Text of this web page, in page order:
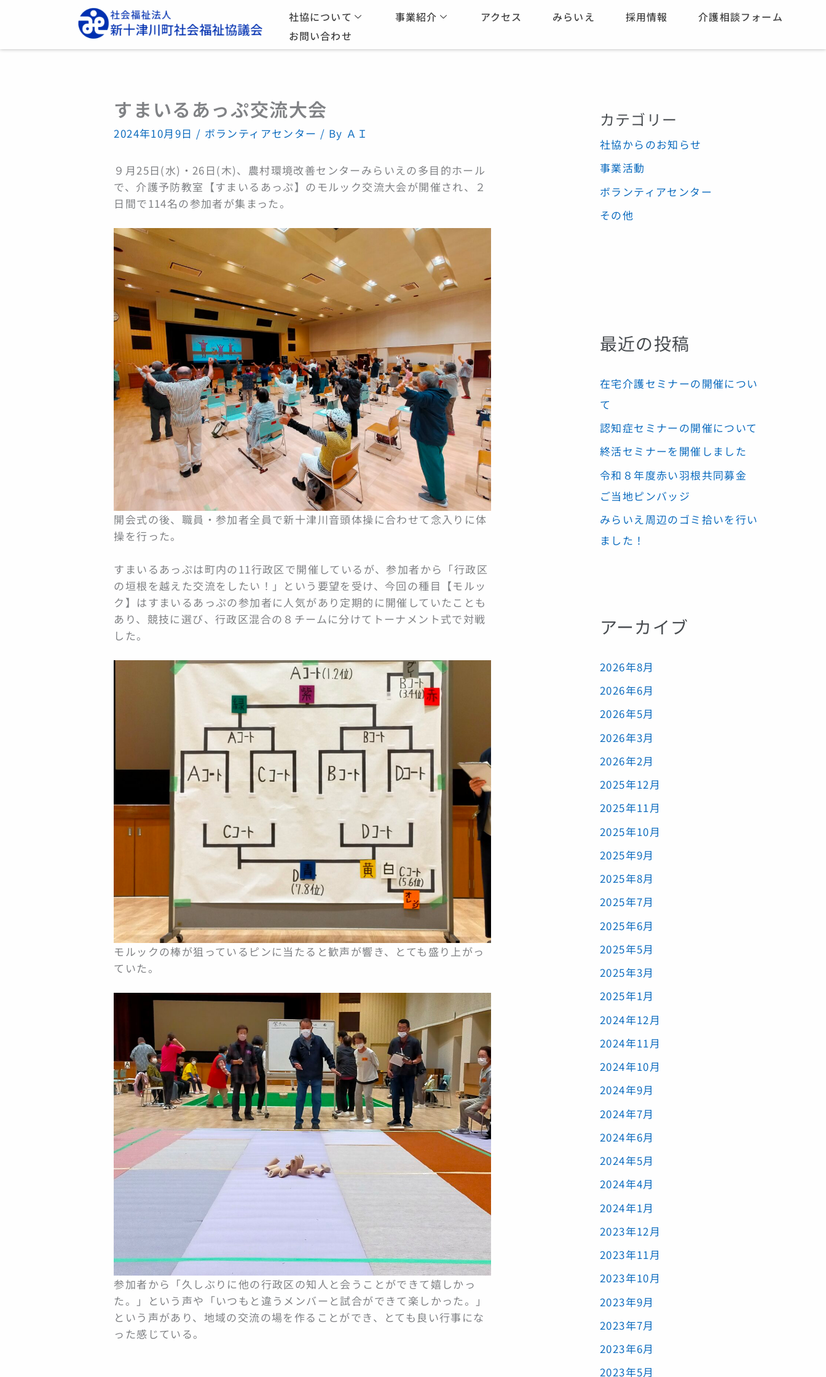
社協について 事業紹介 アクセス みらいえ 採用情報
介護相談フォーム
お問い合わせ
すまいるあっぷ交流大会
2024年10月9日 / ボランティアセンター / By ＡＩ
９月25日(水)・26日(木)、農村環境改善センターみらいえの多目的ホール
で、介護予防教室【すまいるあっぷ】のモルック交流大会が開催され、２
日間で114名の参加者が集まった。
開会式の後、職員・参加者全員で新十津川音頭体操に合わせて念入りに体
操を行った。
すまいるあっぷは町内の11行政区で開催しているが、参加者から「行政区
の垣根を越えた交流をしたい！」という要望を受け、今回の種目【モルッ
ク】はすまいるあっぷの参加者に人気があり定期的に開催していたことも
あり、競技に選び、行政区混合の８チームに分けてトーナメント式で対戦
した。
モルックの棒が狙っているピンに当たると歓声が響き、とても盛り上がっ
ていた。
参加者から「久しぶりに他の行政区の知人と会うことができて嬉しかっ
た。」という声や「いつもと違うメンバーと試合ができて楽しかった。」
という声があり、地域の交流の場を作ることができ、とても良い行事にな
った感じている。
カテゴリー
社協からのお知らせ
事業活動
ボランティアセンター
その他
最近の投稿
在宅介護セミナーの開催につい
て
認知症セミナーの開催について
終活セミナーを開催しました
令和８年度赤い羽根共同募金
ご当地ピンバッジ
みらいえ周辺のゴミ拾いを行い
ました！
アーカイブ
2026年8月
2026年6月
2026年5月
2026年3月
2026年2月
2025年12月
2025年11月
2025年10月
2025年9月
2025年8月
2025年7月
2025年6月
2025年5月
2025年3月
2025年1月
2024年12月
2024年11月
2024年10月
2024年9月
2024年7月
2024年6月
2024年5月
2024年4月
2024年1月
2023年12月
2023年11月
2023年10月
2023年9月
2023年7月
2023年6月
2023年5月